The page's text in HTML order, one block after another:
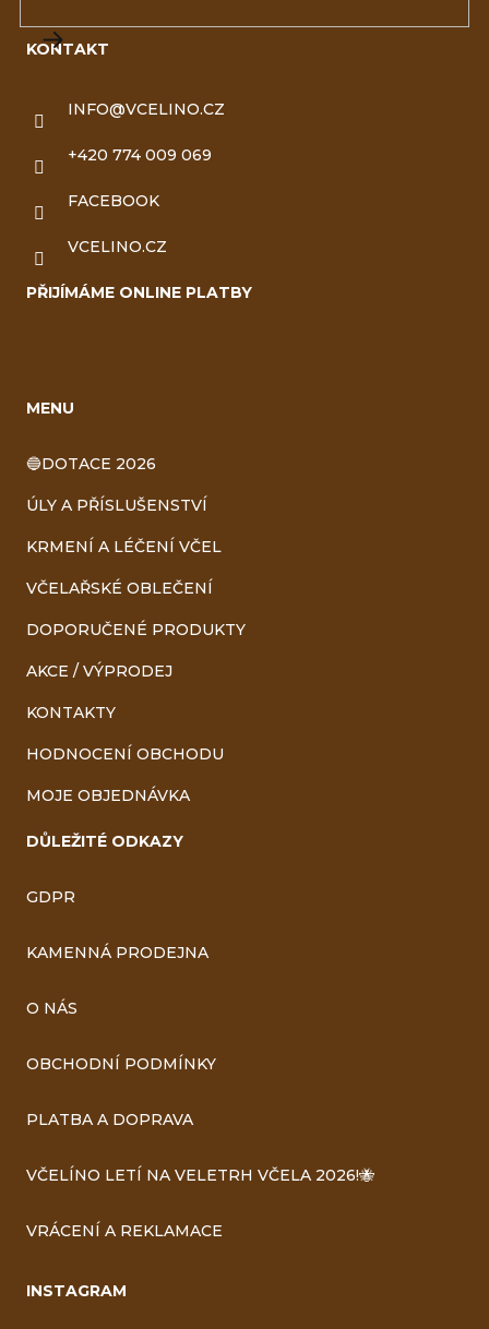
KONTAKT
INFO@VCELINO.CZ
+420 774 009 069
FACEBOOK
VCELINO.CZ
PŘIJÍMÁME ONLINE PLATBY
MENU
🔵DOTACE 2026
ÚLY A PŘÍSLUŠENSTVÍ
KRMENÍ A LÉČENÍ VČEL
VČELAŘSKÉ OBLEČENÍ
DOPORUČENÉ PRODUKTY
AKCE / VÝPRODEJ
KONTAKTY
HODNOCENÍ OBCHODU
MOJE OBJEDNÁVKA
DŮLEŽITÉ ODKAZY
GDPR
KAMENNÁ PRODEJNA
O NÁS
OBCHODNÍ PODMÍNKY
PLATBA A DOPRAVA
VČELÍNO LETÍ NA VELETRH VČELA 2026!🐝
VRÁCENÍ A REKLAMACE
INSTAGRAM
Přihlásit